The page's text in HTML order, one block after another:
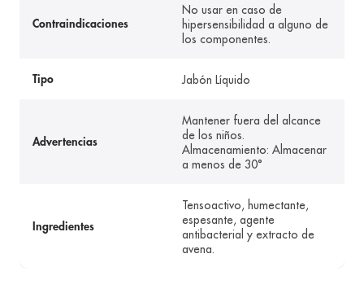
Contraindicaciones
No usar en caso de
hipersensibilidad a alguno de
los componentes.
Tipo Jabón Líquido
Advertencias
Mantener fuera del alcance
de los niños.
Almacenamiento: Almacenar
a menos de 30°
Ingredientes
Tensoactivo, humectante,
espesante, agente
antibacterial y extracto de
avena.